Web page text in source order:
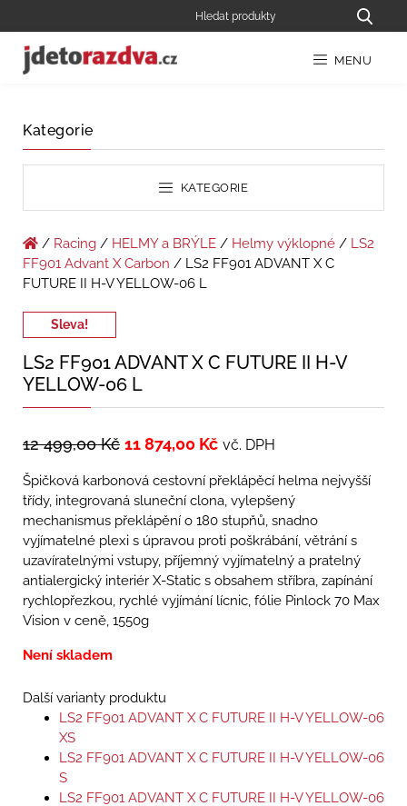
MENU
Kategorie
KATEGORIE
/ Racing / HELMY a BRÝLE / Helmy výklopné / LS2
FF901 Advant X Carbon / LS2 FF901 ADVANT X C
FUTURE II H-V YELLOW-06 L
Sleva!
LS2 FF901 ADVANT X C FUTURE II H-V
YELLOW-06 L
12 499,00Kč 11 874,00 Kč vč. DPH
Špičková karbonová cestovní překlápěcí helma nejvyšší
třídy, integrovaná sluneční clona, vylepšený
mechanismus překlápění o 180 stupňů, snadno
vyjímatelné plexi s úpravou proti poškrábání, větrání s
uzavíratelnými vstupy, příjemný vyjímatelný a pratelný
antialergický interiér X-Static s obsahem stříbra, zapínání
rychlopřezkou, rychlé vyjímání lícnic, fólie Pinlock 70 Max
Vision v ceně, 1550g
Není skladem
Další varianty produktu
LS2 FF901 ADVANT X C FUTURE II H-V YELLOW-06
XS
LS2 FF901 ADVANT X C FUTURE II H-V YELLOW-06
S
LS2 FF901 ADVANT X C FUTURE II H-V YELLOW-06